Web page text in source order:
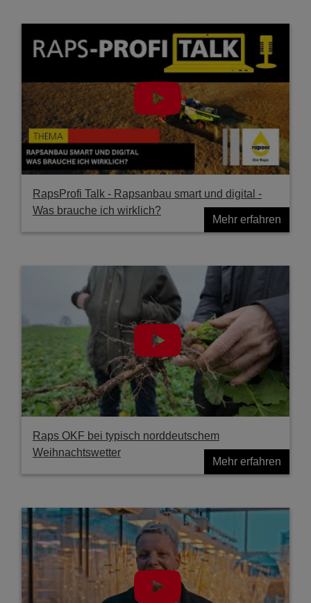
RapsProfi Talk - Rapsanbau smart und digital -
Was brauche ich wirklich?
Mehr erfahren
Raps OKF bei typisch norddeutschem
Weihnachtswetter
Mehr erfahren